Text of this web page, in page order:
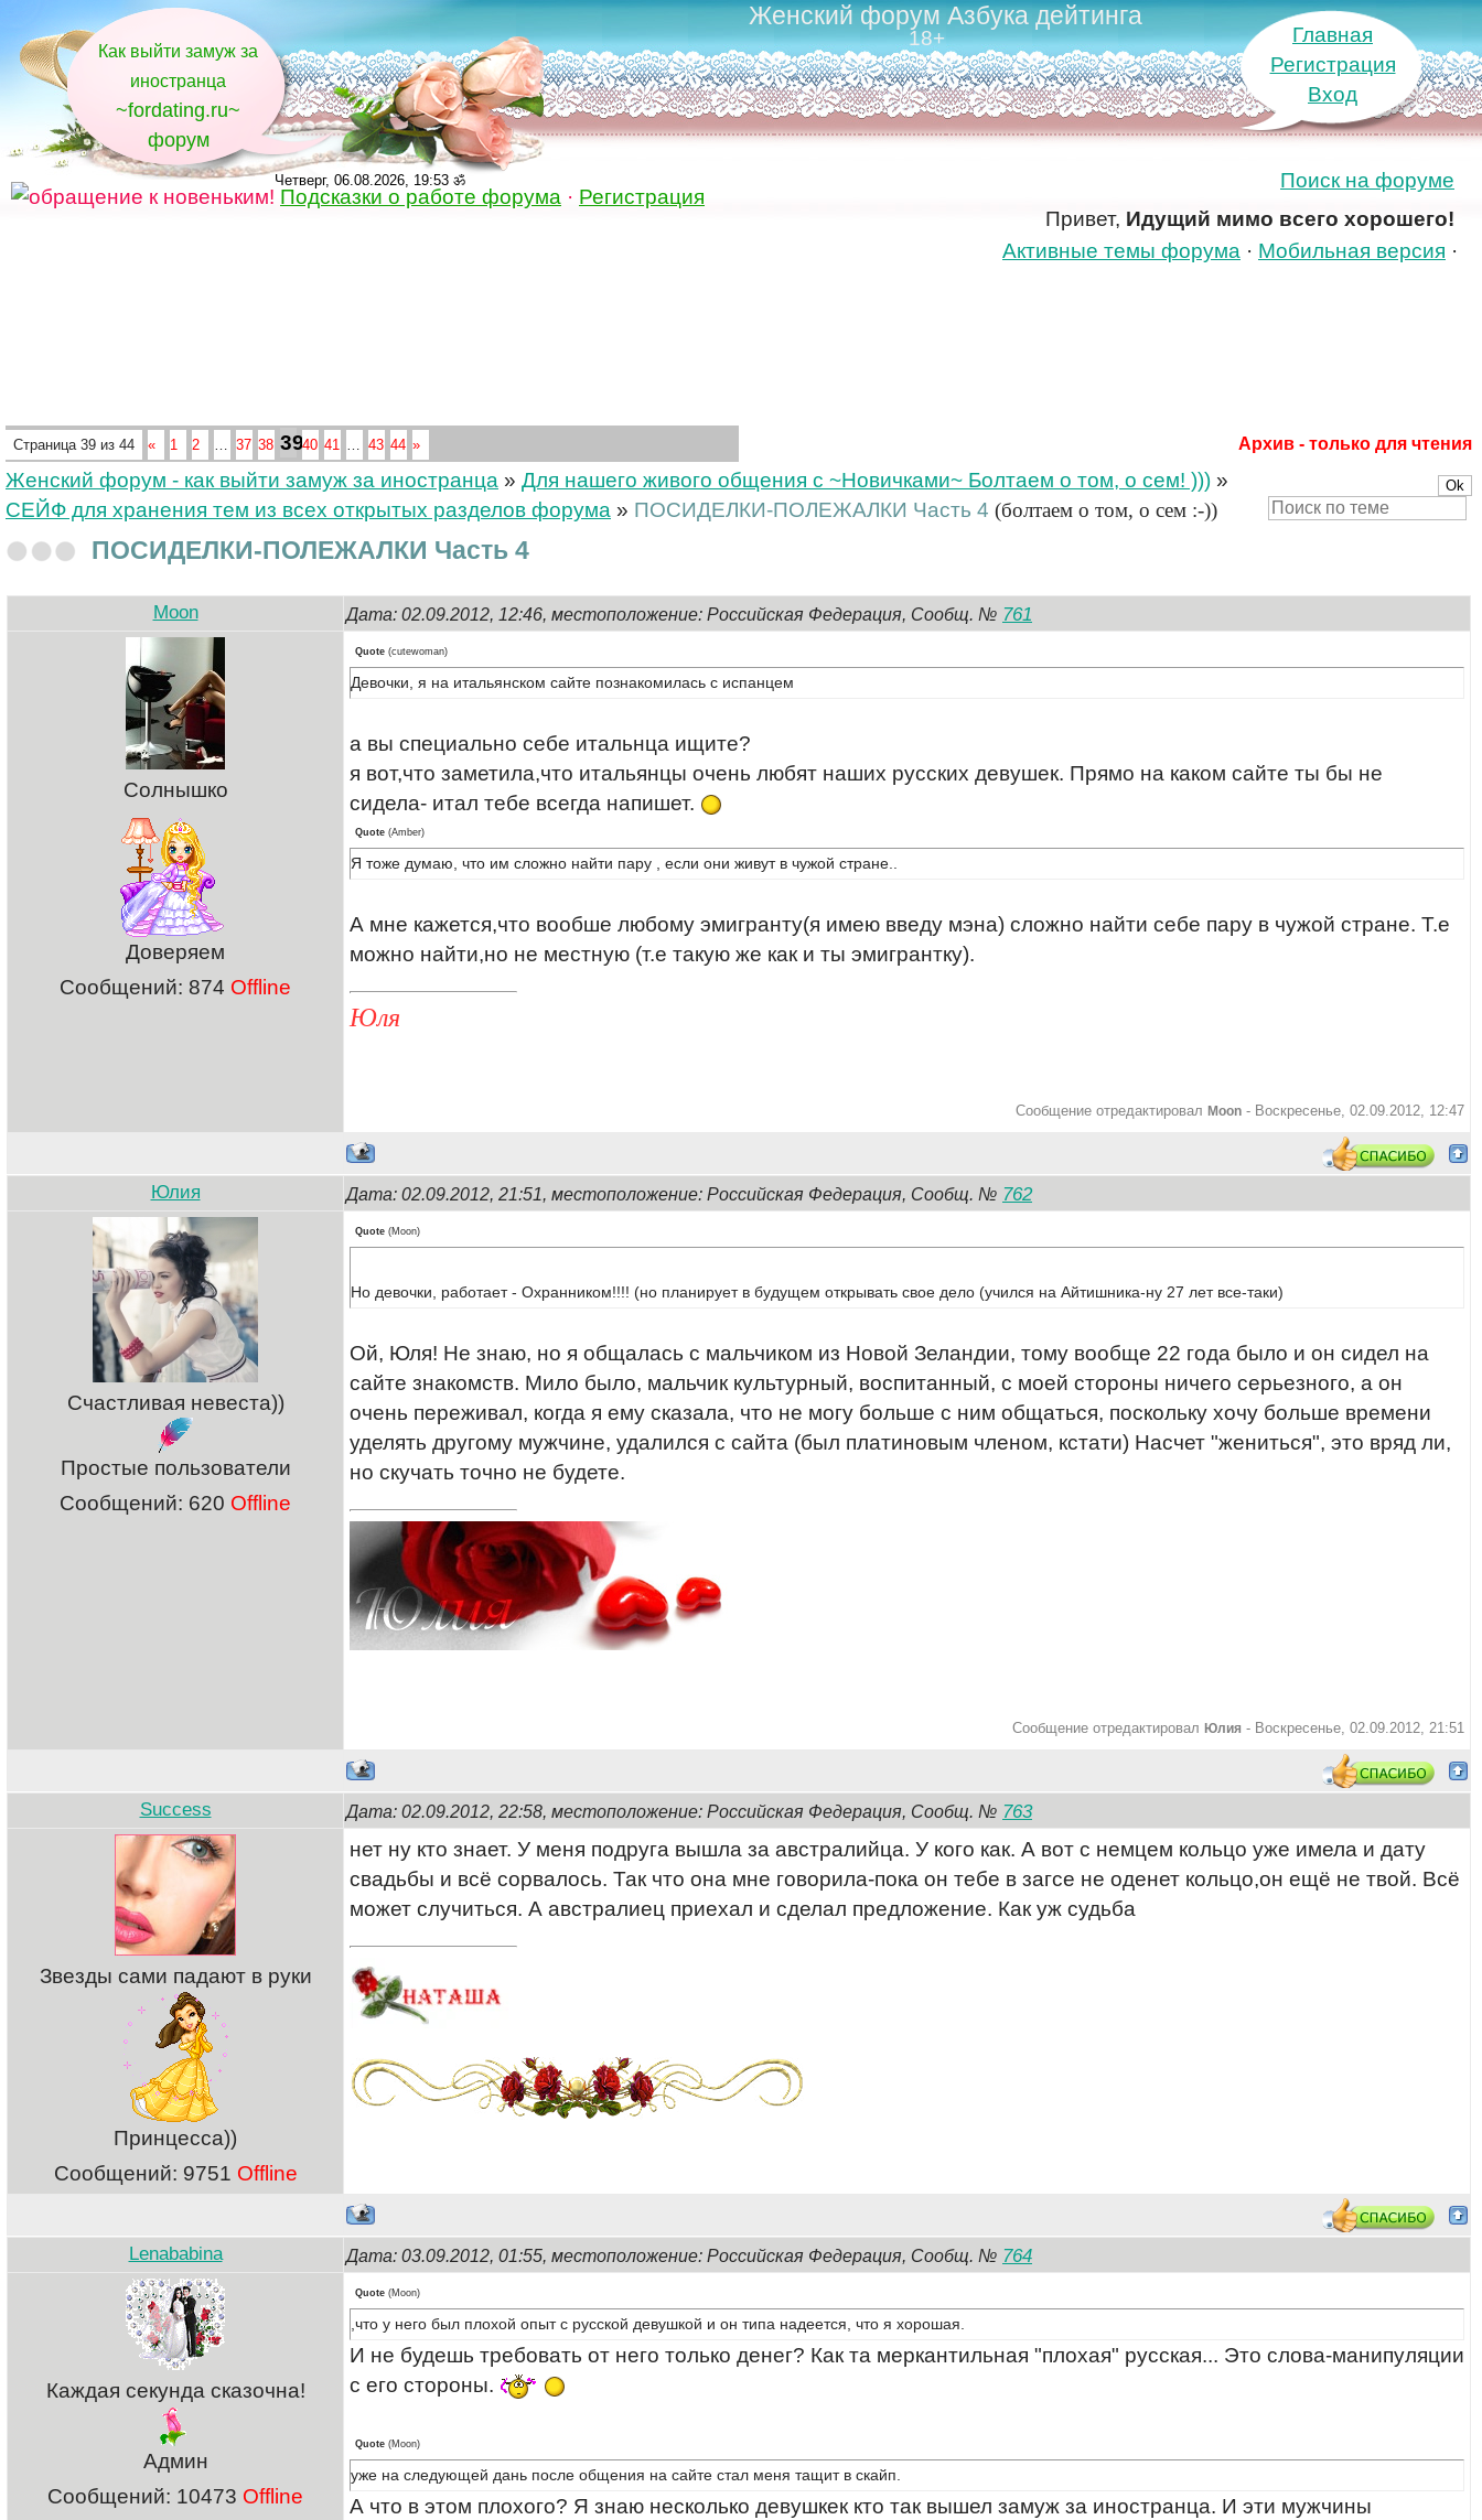
18+
Как выйти замуж за
иностранца
~fordating.ru~
форум
Женский форум Азбука дейтинга
Четверг, 06.08.2026, 19:53 ॐ
Главная
Регистрация
Вход
Привет, Идущий мимо всего хорошего!
Подсказки о работе форума · Регистрация
Активные темы форума · Мобильная версия ·
Поиск на форуме
Страница 39 из 44 « 1 2 … 37 38 3940 41 … 43 44 » Архив - только для чтения
Женский форум - как выйти замуж за иностранца » Для нашего живого общения с ~Новичками~ Болтаем о том, о сем! ))) »
СЕЙФ для хранения тем из всех открытых разделов форума » ПОСИДЕЛКИ-ПОЛЕЖАЛКИ Часть 4 (болтаем о том, о сем :-))
ПОСИДЕЛКИ-ПОЛЕЖАЛКИ Часть 4
Moon Дата: 02.09.2012, 12:46, местоположение: Российская Федерация, Сообщ. № 761
Солнышко
Доверяем
Сообщений: 874 Offline
Quote (cutewoman)
Девочки, я на итальянском сайте познакомилась с испанцем
а вы специально себе итальнца ищите?
я вот,что заметила,что итальянцы очень любят наших русских девушек. Прямо на каком сайте ты бы не
сидела- итал тебе всегда напишет.
Quote (Amber)
Я тоже думаю, что им сложно найти пару , если они живут в чужой стране..
А мне кажется,что вообше любому эмигранту(я имею введу мэна) сложно найти себе пару в чужой стране. Т.е
можно найти,но не местную (т.е такую же как и ты эмигрантку).
Юля
Сообщение отредактировал Moon - Воскресенье, 02.09.2012, 12:47
Юлия Дата: 02.09.2012, 21:51, местоположение: Российская Федерация, Сообщ. № 762
Счастливая невеста))
Простые пользователи
Сообщений: 620 Offline
Quote (Moon)
Но девочки, работает - Охранником!!!! (но планирует в будущем открывать свое дело (учился на Айтишника-ну 27 лет все-таки)
Ой, Юля! Не знаю, но я общалась с мальчиком из Новой Зеландии, тому вообще 22 года было и он сидел на
сайте знакомств. Мило было, мальчик культурный, воспитанный, с моей стороны ничего серьезного, а он
очень переживал, когда я ему сказала, что не могу больше с ним общаться, поскольку хочу больше времени
уделять другому мужчине, удалился с сайта (был платиновым членом, кстати) Насчет "жениться", это вряд ли,
но скучать точно не будете.
Сообщение отредактировал Юлия - Воскресенье, 02.09.2012, 21:51
Success Дата: 02.09.2012, 22:58, местоположение: Российская Федерация, Сообщ. № 763
Звезды сами падают в руки
Принцесса))
Сообщений: 9751 Offline
нет ну кто знает. У меня подруга вышла за австралийца. У кого как. А вот с немцем кольцо уже имела и дату
свадьбы и всё сорвалось. Так что она мне говорила-пока он тебе в загсе не оденет кольцо,он ещё не твой. Всё
может случиться. А австралиец приехал и сделал предложение. Как уж судьба
Lenababina Дата: 03.09.2012, 01:55, местоположение: Российская Федерация, Сообщ. № 764
Каждая секунда сказочна!
Админ
Сообщений: 10473 Offline
Quote (Moon)
,что у него был плохой опыт с русской девушкой и он типа надеется, что я хорошая.
И не будешь требовать от него только денег? Как та меркантильная "плохая" русская... Это слова-манипуляции
с его стороны.
Quote (Moon)
уже на следующей дань после общения на сайте стал меня тащит в скайп.
А что в этом плохого? Я знаю несколько девушкек кто так вышел замуж за иностранца. И эти мужчины